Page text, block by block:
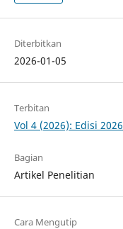
Diterbitkan
2026-01-05
Terbitan
Vol 4 (2026): Edisi 2026
Bagian
Artikel Penelitian
Cara Mengutip